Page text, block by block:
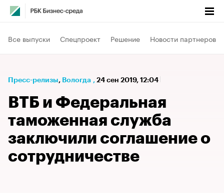
Все выпуски Спецпроект Решение Новости партнеров
Пресс-релизы⁠, Вологда , 24 сен 2019, 12:04
ВТБ и Федеральная
таможенная служба
заключили соглашение о
сотрудничестве